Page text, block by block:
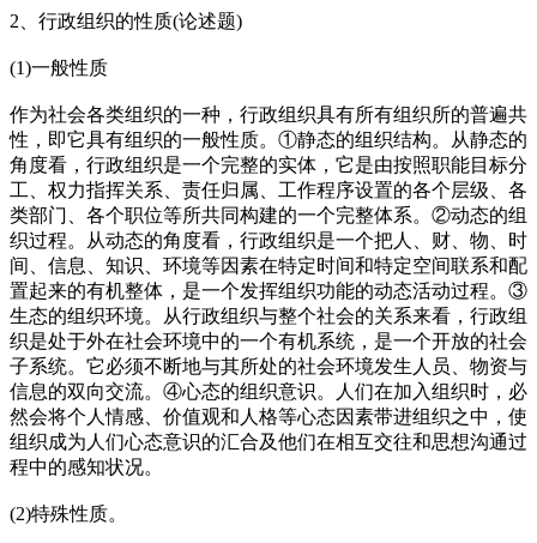
2、行政组织的性质(论述题)
(1)一般性质
作为社会各类组织的一种，行政组织具有所有组织所的普遍共
性，即它具有组织的一般性质。①静态的组织结构。从静态的
角度看，行政组织是一个完整的实体，它是由按照职能目标分
工、权力指挥关系、责任归属、工作程序设置的各个层级、各
类部门、各个职位等所共同构建的一个完整体系。②动态的组
织过程。从动态的角度看，行政组织是一个把人、财、物、时
间、信息、知识、环境等因素在特定时间和特定空间联系和配
置起来的有机整体，是一个发挥组织功能的动态活动过程。③
生态的组织环境。从行政组织与整个社会的关系来看，行政组
织是处于外在社会环境中的一个有机系统，是一个开放的社会
子系统。它必须不断地与其所处的社会环境发生人员、物资与
信息的双向交流。④心态的组织意识。人们在加入组织时，必
然会将个人情感、价值观和人格等心态因素带进组织之中，使
组织成为人们心态意识的汇合及他们在相互交往和思想沟通过
程中的感知状况。
(2)特殊性质。